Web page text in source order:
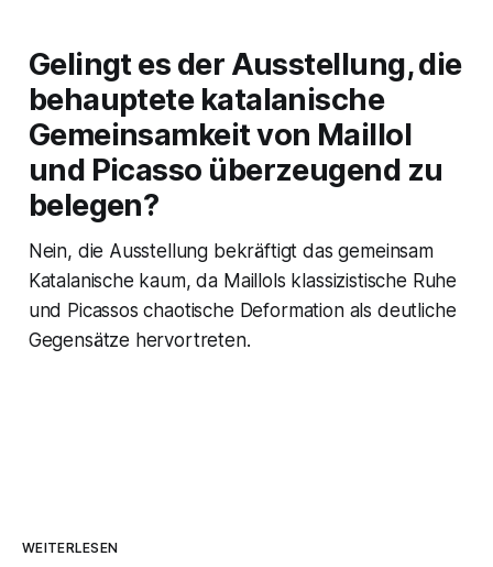
Gelingt es der Ausstellung, die
behauptete katalanische
Gemeinsamkeit von Maillol
und Picasso überzeugend zu
belegen?
Nein, die Ausstellung bekräftigt das gemeinsam
Katalanische kaum, da Maillols klassizistische Ruhe
und Picassos chaotische Deformation als deutliche
Gegensätze hervortreten.
WEITERLESEN